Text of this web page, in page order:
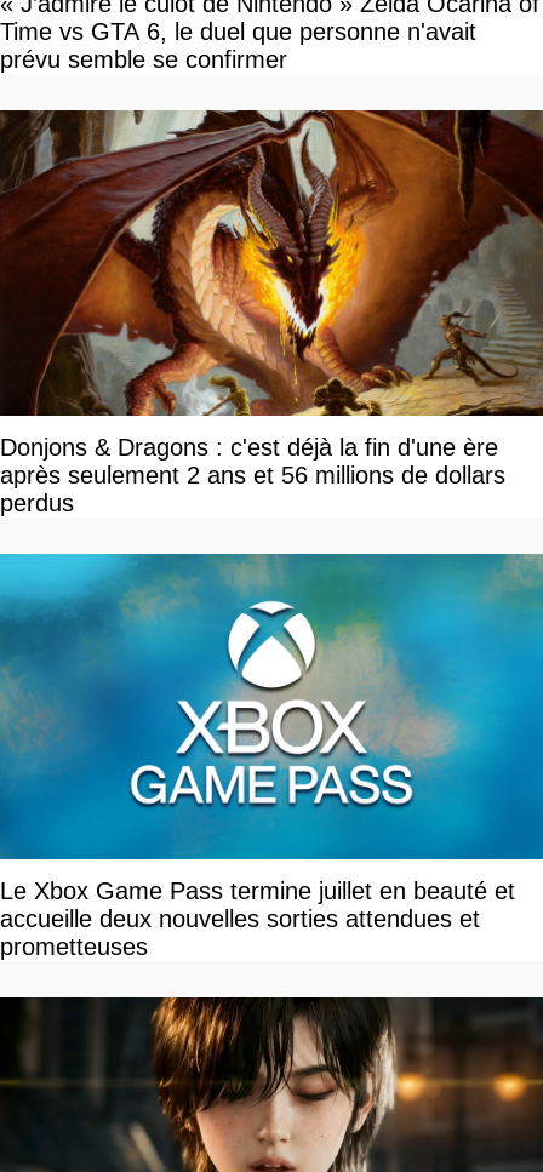
Time vs GTA 6, le duel que personne n'avait
prévu semble se confirmer
Donjons & Dragons : c'est déjà la fin d'une ère
après seulement 2 ans et 56 millions de dollars
perdus
Le Xbox Game Pass termine juillet en beauté et
accueille deux nouvelles sorties attendues et
prometteuses